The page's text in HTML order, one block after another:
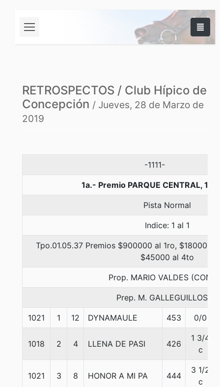
RETROSPECTOS / Club Hípico de
Concepción / Jueves, 28 de Marzo de
2019
-1111-
1a.- Premio PARQUE CENTRAL,
Pista Normal
Indice: 1 al 1
Tpo.01.05.37 Premios $900000 al 1ro, $180000
$45000 al 4to
Prop. MARIO VALDES
Prep. M. GALLEGUILLOS C.
1021 1 12 DYNAMAULE 453 0/0
1018 2 4 LLENA DE PASI 426
1 3/4
c
1021 3 8 HONOR A MI PA 444
3 1/2
c